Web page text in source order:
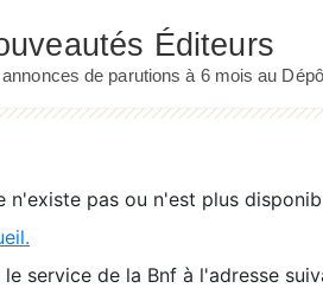
n'existe pas ou n'est plus
service de la Bnf à l'adresse